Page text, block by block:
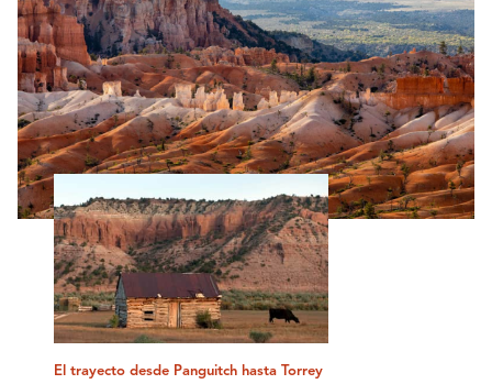
El trayecto desde Panguitch hasta Torrey